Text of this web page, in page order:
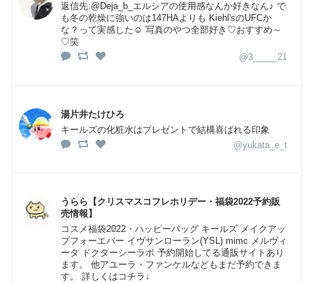
返信先:@Deja_b_エルシアの使用感なんか好きなん♪ で
も冬の乾燥に強いのは147HAよりも Kiehl'sのUFCか
な？って実感した☺︎ 写真のやつ全部好き♡おすすめ～
♡笑
@3_____21
湯片井たけひろ
キールズの化粧水はプレゼントで結構喜ばれる印象
@yukata_e_t
うらら【クリスマスコフレホリデー・福袋2022予約販
売情報】
コスメ福袋2022・ハッピーバッグ キールズ メイクアッ
プフォーエバー イヴサンローラン(YSL) mimc メルヴィ
ータ ドクターシーラボ 予約開始してる通販サイトあり
ます。 他アユーラ・ファンケルなどもまだ予約できま
す。 詳しくはコチラ↓